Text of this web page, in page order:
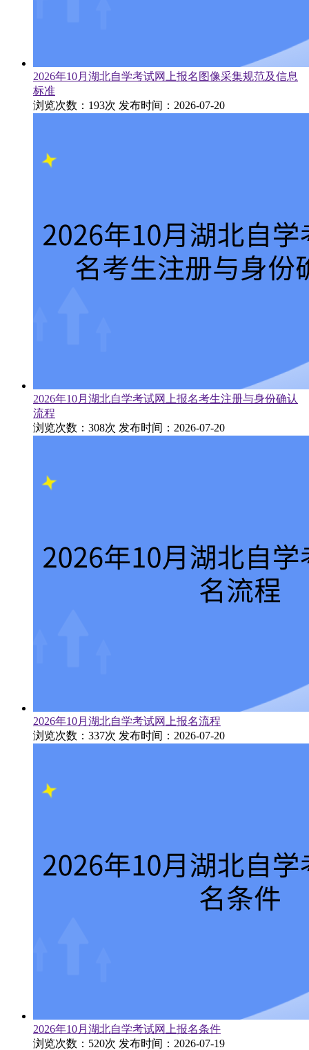
2026年10月湖北自学考试网上报名图像采集规范及信息
标准
浏览次数：193次 发布时间：2026-07-20
2026年10月湖北自学考试网上报名考生注册与身份确认
流程
浏览次数：308次 发布时间：2026-07-20
2026年10月湖北自学考试网上报名流程
浏览次数：337次 发布时间：2026-07-20
2026年10月湖北自学考试网上报名条件
浏览次数：520次 发布时间：2026-07-19